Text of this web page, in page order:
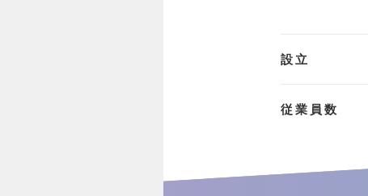
設立
従業員数